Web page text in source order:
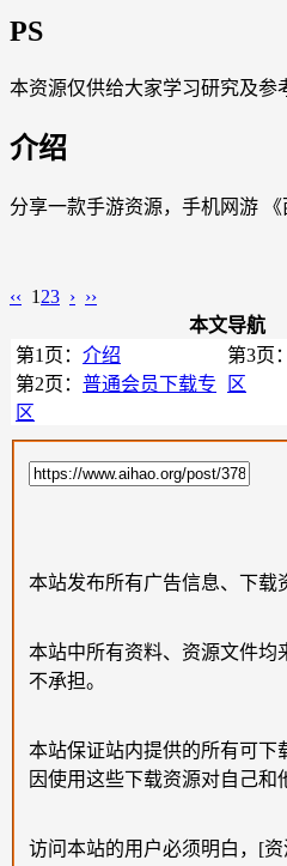
PS
本资源仅供给大家学习研究及参
介绍
分享一款手游资源，手机网游
‹‹ 1 23 › ››
本文导航
第1页： 介绍
第2页： 普通会员下载专
区
第3页：
区
本站发布所有广告信息、下载
本站中所有资料、资源文件均
不承担。
本站保证站内提供的所有可下
因使用这些下载资源对自己和
访问本站的用户必须明白，[